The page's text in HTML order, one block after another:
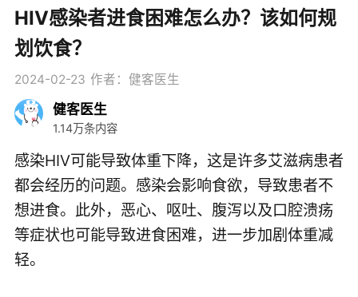
HIV感染者进食困难怎么办？该如何规
划饮食？
2024-02-23 作者：健客医生
健客医生
1.14万条内容
感染HIV可能导致体重下降，这是许多艾滋病患者
都会经历的问题。感染会影响食欲，导致患者不
想进食。此外，恶心、呕吐、腹泻以及口腔溃疡
等症状也可能导致进食困难，进一步加剧体重减
轻。